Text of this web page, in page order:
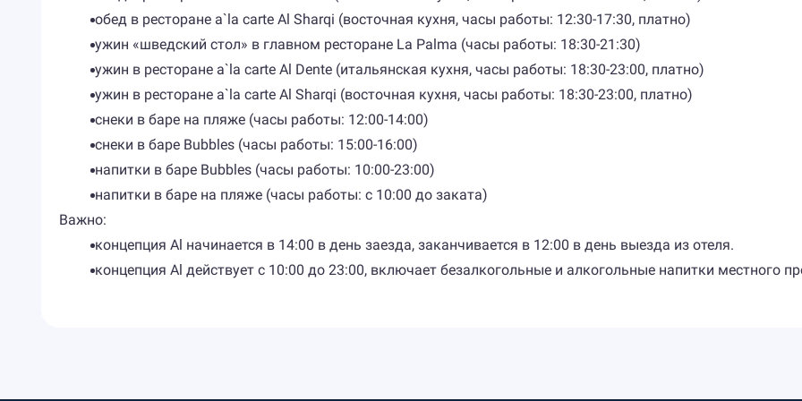
обед в ресторане a`la carte Al Sharqi (восточная кухня, часы работы: 12:30-17:30, платно)
ужин «шведский стол» в главном ресторане La Palma (часы работы: 18:30-21:30)
ужин в ресторане a`la carte Al Dente (итальянская кухня, часы работы: 18:30-23:00, платно)
ужин в ресторане a`la carte Al Sharqi (восточная кухня, часы работы: 18:30-23:00, платно)
снеки в баре на пляже (часы работы: 12:00-14:00)
снеки в баре Bubbles (часы работы: 15:00-16:00)
напитки в баре Bubbles (часы работы: 10:00-23:00)
напитки в баре на пляже (часы работы: с 10:00 до заката)
Важно:
концепция Al начинается в 14:00 в день заезда, заканчивается в 12:00 в день выезда из отеля.
концепция Al действует с 10:00 до 23:00, включает безалкогольные и алкогольные напитки местного